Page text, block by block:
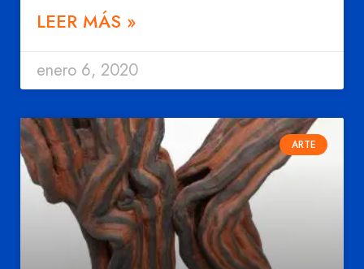
LEER MÁS »
enero 6, 2020
ARTE